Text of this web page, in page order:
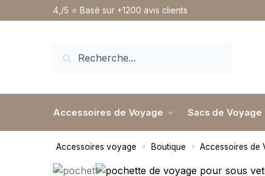
4,/5 ⭐️ Basé sur +1200 avis clients
Accessoires de Voyage Sacs de Voyage
Accessoires voyage » Boutique » Accessoires de